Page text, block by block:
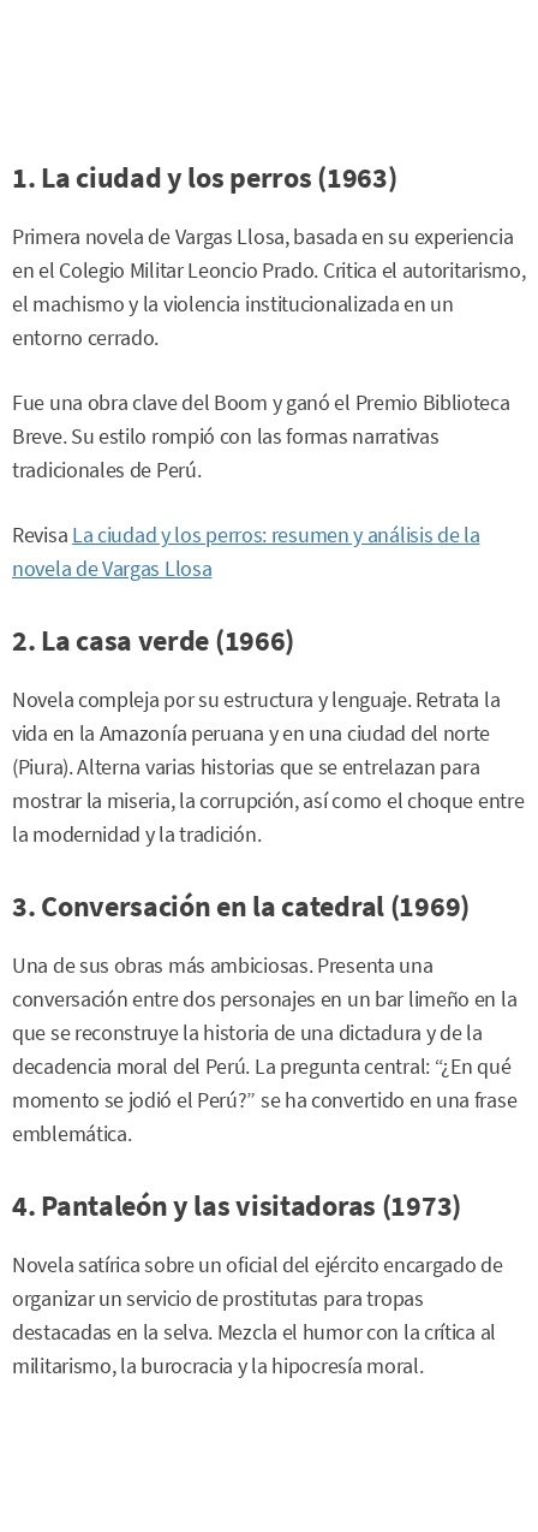
1. La ciudad y los perros (1963)
Primera novela de Vargas Llosa, basada en su experiencia
en el Colegio Militar Leoncio Prado. Critica el autoritarismo,
el machismo y la violencia institucionalizada en un
entorno cerrado.
Fue una obra clave del Boom y ganó el Premio Biblioteca
Breve. Su estilo rompió con las formas narrativas
tradicionales de Perú.
Revisa La ciudad y los perros: resumen y análisis de la
novela de Vargas Llosa
2. La casa verde (1966)
Novela compleja por su estructura y lenguaje. Retrata la
vida en la Amazonía peruana y en una ciudad del norte
(Piura). Alterna varias historias que se entrelazan para
mostrar la miseria, la corrupción, así como el choque entre
la modernidad y la tradición.
3. Conversación en la catedral (1969)
Una de sus obras más ambiciosas. Presenta una
conversación entre dos personajes en un bar limeño en la
que se reconstruye la historia de una dictadura y de la
decadencia moral del Perú. La pregunta central: “¿En qué
momento se jodió el Perú?” se ha convertido en una frase
emblemática.
4. Pantaleón y las visitadoras (1973)
Novela satírica sobre un oficial del ejército encargado de
organizar un servicio de prostitutas para tropas
destacadas en la selva. Mezcla el humor con la crítica al
militarismo, la burocracia y la hipocresía moral.